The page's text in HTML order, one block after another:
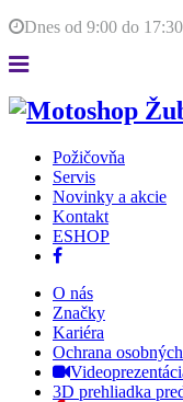
Dnes od 9:00 do 17:30
Požičovňa
Servis
Novinky a akcie
Kontakt
ESHOP
O nás
Značky
Kariéra
Ochrana
3D prehliadka